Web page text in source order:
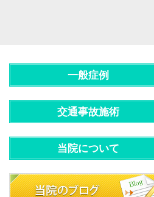
一般症例
交通事故施術
当院について